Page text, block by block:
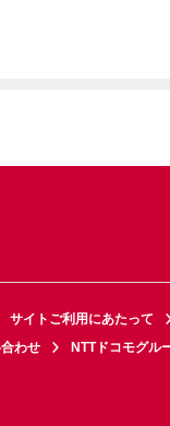
サイトご利用にあたって
わせ NTTドコモグル